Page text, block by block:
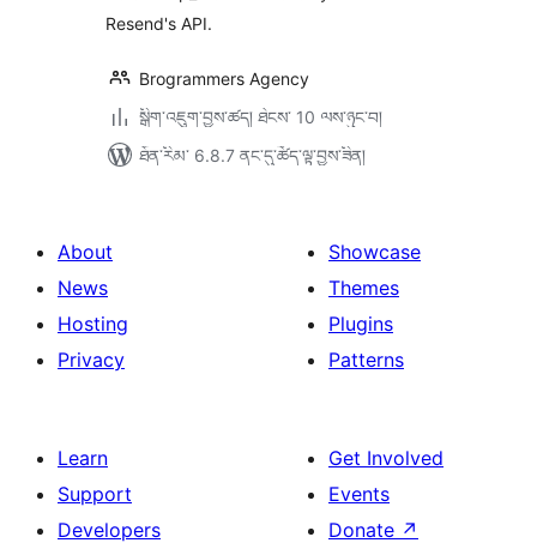
Resend's API.
Brogrammers Agency
སྒྲིག་འཇུག་བྱས་ཚད། ཐེངས་ 10 ལས་ཉུང་བ།
ཐོན་རིམ་ 6.8.7 ནང་དུ་ཚོད་ལྟ་བྱས་ཟིན།
About
News
Hosting
Privacy
Showcase
Themes
Plugins
Patterns
Learn
Support
Developers
Get Involved
Events
Donate ↗